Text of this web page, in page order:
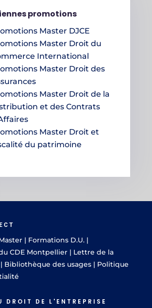
promotions
Master DJCE
Master Droit du
International
Master Droit des
Master Droit de la
et des Contrats
Master Droit et
du patrimoine
| Formations D.U.|
CDE Montpellier| Lettre de la
| Bibliothèque des usages| Politique
DROIT DE L'ENTREPRISE